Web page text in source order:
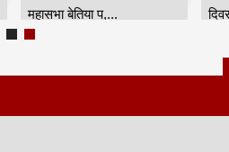
महासभा बेतिया प,...